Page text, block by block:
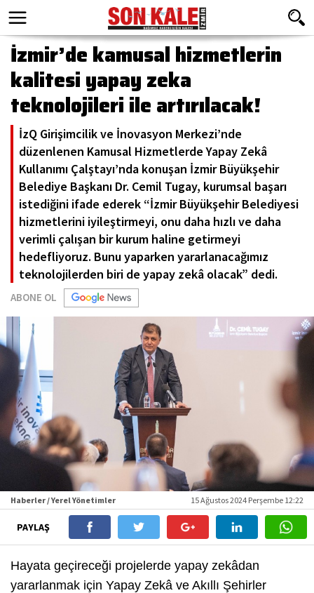
İzmir’de kamusal hizmetlerin
kalitesi yapay zeka
teknolojileri ile artırılacak!
İzQ Girişimcilik ve İnovasyon Merkezi’nde
düzenlenen Kamusal Hizmetlerde Yapay Zekâ
Kullanımı Çalştayı’nda konuşan İzmir Büyükşehir
Belediye Başkanı Dr. Cemil Tugay, kurumsal başarı
istediğini ifade ederek “İzmir Büyükşehir Belediyesi
hizmetlerini iyileştirmeyi, onu daha hızlı ve daha
verimli çalışan bir kurum haline getirmeyi
hedefliyoruz. Bunu yaparken yararlanacağımız
teknolojilerden biri de yapay zekâ olacak” dedi.
ABONE OL
Haberler / Yerel Yönetimler 15 Ağustos 2024 Perşembe 12:22
PAYLAŞ
Hayata geçireceği projelerde yapay zekâdan
yararlanmak için Yapay Zekâ ve Akıllı Şehirler